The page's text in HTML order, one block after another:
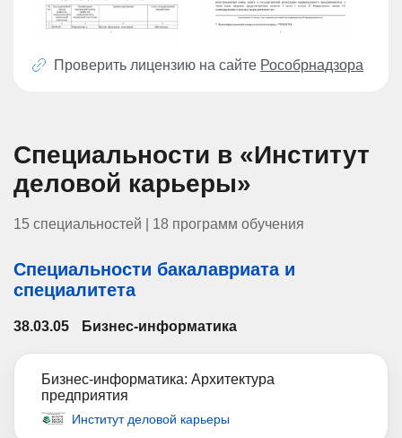
Проверить лицензию на сайте Рособрнадзора
Специальности в «Институт
деловой карьеры»
15 специальностей | 18 программ обучения
Специальности бакалавриата и
специалитета
38.03.05 Бизнес-информатика
Бизнес-информатика: Архитектура
предприятия
Институт деловой карьеры